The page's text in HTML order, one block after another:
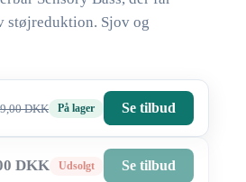
støjreduktion. Sjov og
DKK På lager Se tilbud
DKK Udsolgt Se tilbud